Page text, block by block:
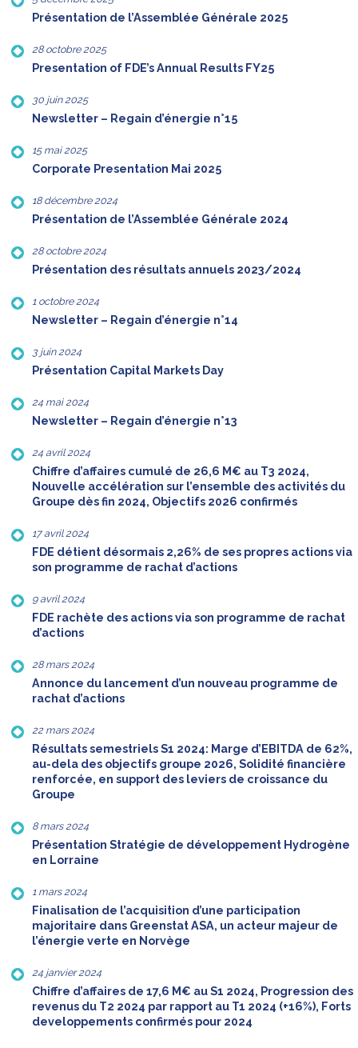
Présentation de l’Assemblée Générale 2025
28 octobre 2025
Presentation of FDE’s Annual Results FY25
30 juin 2025
Newsletter – Regain d’énergie n°15
15 mai 2025
Corporate Presentation Mai 2025
18 décembre 2024
Présentation de l’Assemblée Générale 2024
28 octobre 2024
Présentation des résultats annuels 2023/2024
1 octobre 2024
Newsletter – Regain d’énergie n°14
3 juin 2024
Présentation Capital Markets Day
24 mai 2024
Newsletter – Regain d’énergie n°13
24 avril 2024
Chiffre d’affaires cumulé de 26,6 M€ au T3 2024,
Nouvelle accélération sur l’ensemble des activités du
Groupe dès fin 2024, Objectifs 2026 confirmés
17 avril 2024
FDE détient désormais 2,26% de ses propres actions via
son programme de rachat d’actions
9 avril 2024
FDE rachète des actions via son programme de rachat
d’actions
28 mars 2024
Annonce du lancement d’un nouveau programme de
rachat d’actions
22 mars 2024
Résultats semestriels S1 2024: Marge d’EBITDA de 62%,
au-dela des objectifs groupe 2026, Solidité financière
renforcée, en support des leviers de croissance du
Groupe
8 mars 2024
Présentation Stratégie de développement Hydrogène
en Lorraine
1 mars 2024
Finalisation de l’acquisition d’une participation
majoritaire dans Greenstat ASA, un acteur majeur de
l’énergie verte en Norvège
24 janvier 2024
Chiffre d’affaires de 17,6 M€ au S1 2024, Progression des
revenus du T2 2024 par rapport au T1 2024 (+16%), Forts
developpements confirmés pour 2024